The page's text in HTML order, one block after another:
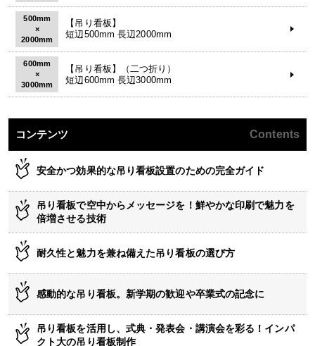
500mm
×
2000mm
【吊り看板】
短辺500mm 長辺2000mm
600mm
×
3000mm
【吊り看板】（二つ折り）
短辺600mm 長辺3000mm
コンテンツ Contents
安全かつ効果的な吊り看板設置のための完全ガイド
吊り看板で空中からメッセージを！鮮やかな印刷で魅力を
倍増させる技術
耐久性と魅力を兼ね備えた吊り看板の選び方
感動的な吊り看板。新学期の歓迎や卒業式の記念に
吊り看板を活用し、式典・発表会・講演会を彩る！インパ
クト大の吊り看板制作